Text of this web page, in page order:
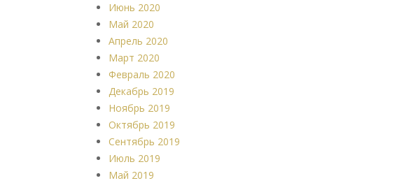
Июнь 2020
Май 2020
Апрель 2020
Март 2020
Февраль 2020
Декабрь 2019
Ноябрь 2019
Октябрь 2019
Сентябрь 2019
Июль 2019
Май 2019